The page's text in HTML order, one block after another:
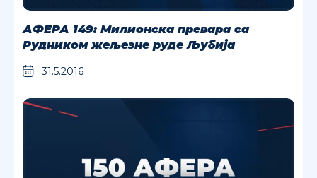
АФЕРА 149: Милионска превара са
Рудником жељезне руде Љубија
31.5.2016